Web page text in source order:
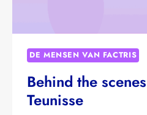
DE MENSEN VAN FACTRIS
Behind the
Teunisse